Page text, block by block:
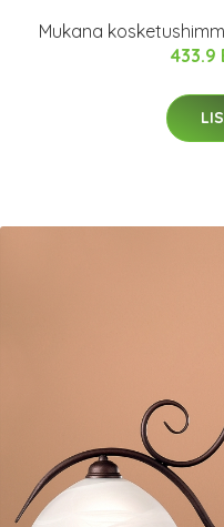
Mukana
433.9